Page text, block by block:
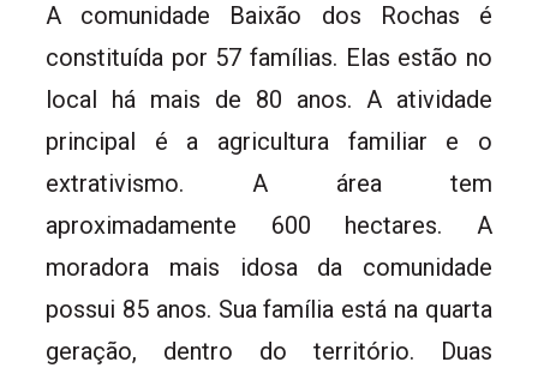
A comunidade Baixão dos Rochas é
constituída por 57 famílias. Elas estão no
local há mais de 80 anos. A atividade
principal é a agricultura familiar e o
extrativismo. A área tem
aproximadamente 600 hectares. A
moradora mais idosa da comunidade
possui 85 anos. Sua família está na quarta
geração, dentro do território. Duas